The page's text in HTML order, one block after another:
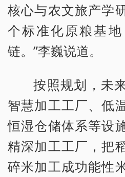
核心与农文旅产学
个标准化原粮基
链。”李巍说道。
按照规划，未
智慧加工工厂、低
恒湿仓储体系等设
精深加工工厂，把
碎米加工成功能性